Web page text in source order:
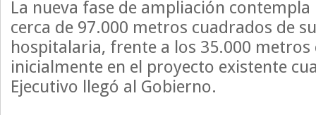
La nueva fase de ampliación
cerca de 97.000 metros cuadrados de
hospitalaria, frente a los 35.000
inicialmente en el proyecto existente
Ejecutivo llegó al Gobierno.